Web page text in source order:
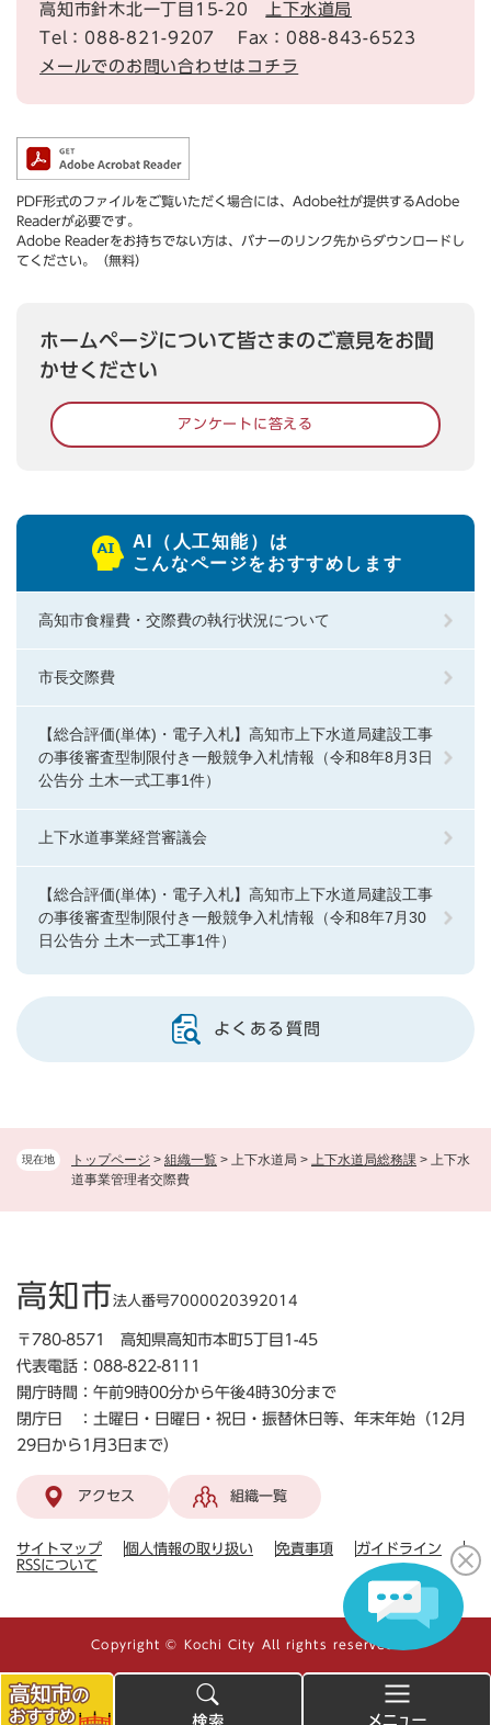
高
現在地 トップページ > 組織一覧 > 上下水道局 > 上下水道局総務課 > 上下水
道事業管理者交際費
高知市針木北一丁目15-20
上下水道局
Tel：088-821-9207
Fax：088-843-6523
メールでのお問い合わせはコチラ
PDF形式のファイルをご覧いただく場合には、Adobe社が提供するAdobe
Readerが必要です。
Adobe Readerをお持ちでない方は、バナーのリンク先からダウンロードし
てください。（無料）
ホームページについて皆さまのご意見をお聞
かせください
アンケートに答える
AI（人工知能）は
こんなページをおすすめします
高知市食糧費・交際費の執行状況について
市長交際費
【総合評価(単体)・電子入札】高知市上下水道局建設工事
の事後審査型制限付き一般競争入札情報（令和8年8月3日
公告分 土木一式工事1件）
上下水道事業経営審議会
【総合評価(単体)・電子入札】高知市上下水道局建設工事
の事後審査型制限付き一般競争入札情報（令和8年7月30
日公告分 土木一式工事1件）
よくある質問
高知市法人番号7000020392014
〒780-8571 高知県高知市本町5丁目1-45
代表電話：088-822-8111
開庁時間：午前9時00分から午後4時30分まで
閉庁日 ：土曜日・日曜日・祝日・振替休日等、年末年始（12月
29日から1月3日まで）
アクセス 組織一覧
サイトマップ 個人情報の取り扱い 免責事項
ガイドライン
RSSについて
Copyright © Kochi City All rights reserved.